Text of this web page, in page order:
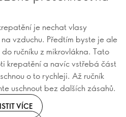
je nechat vlasy
vzduchu. Předtím byste je ale
ručníku z mikrovlákna. Tato
krepatění a navíc vstřebá část
o to rychleji. Až ručník
uschnout bez dalších zásahů.
VÍCE